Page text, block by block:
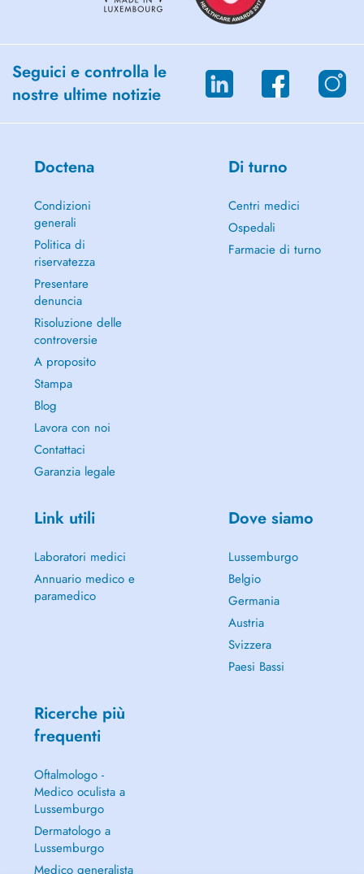
Seguici e controlla le
nostre ultime notizie
Doctena
Condizioni
generali
Politica di
riservatezza
Presentare
denuncia
Risoluzione delle
controversie
A proposito
Stampa
Blog
Lavora con noi
Contattaci
Garanzia legale
Di turno
Centri medici
Ospedali
Farmacie di turno
Link utili
Laboratori medici
Annuario medico e
paramedico
Dove siamo
Lussemburgo
Belgio
Germania
Austria
Svizzera
Paesi Bassi
Ricerche più
frequenti
Oftalmologo -
Medico oculista a
Lussemburgo
Dermatologo a
Lussemburgo
Medico generalista